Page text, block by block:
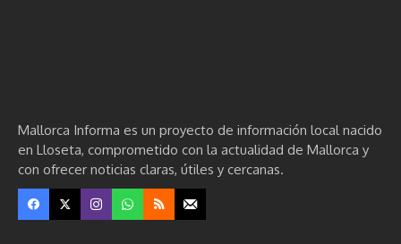
Mallorca Informa es un proyecto de información local nacido
en Lloseta, comprometido con la actualidad de Mallorca y
con ofrecer noticias claras, útiles y cercanas.